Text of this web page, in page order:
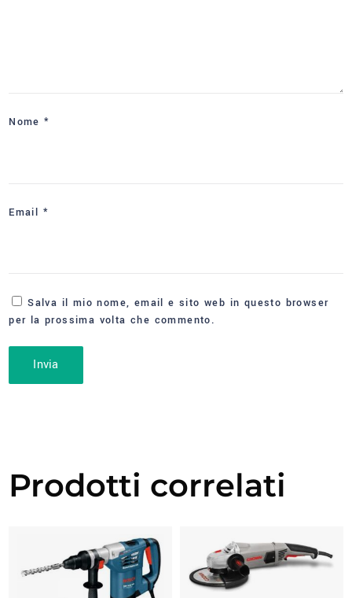
Nome*
Email *
Salva il mio nome, email e sito web in questo browser
per la prossima volta che commento.
Prodotti correlati